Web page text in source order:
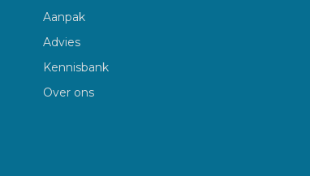
Aanpak
Advies
Kennisbank
Over ons